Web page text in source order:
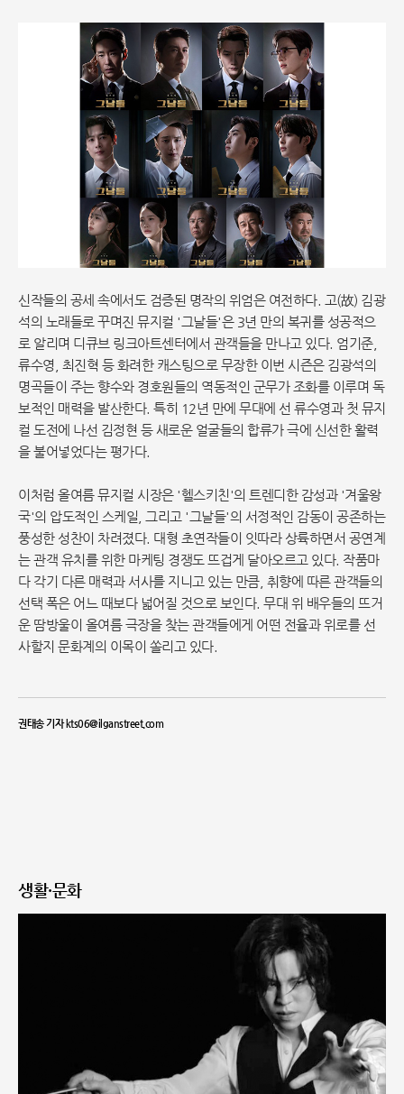
신작들의 공세 속에서도 검증된 명작의 위엄은 여전하다. 고(故) 김광
석의 노래들로 꾸며진 뮤지컬 '그날들'은 3년 만의 복귀를 성공적으
로 알리며 디큐브 링크아트센터에서 관객들을 만나고 있다. 엄기준,
류수영, 최진혁 등 화려한 캐스팅으로 무장한 이번 시즌은 김광석의
명곡들이 주는 향수와 경호원들의 역동적인 군무가 조화를 이루며 독
보적인 매력을 발산한다. 특히 12년 만에 무대에 선 류수영과 첫 뮤지
컬 도전에 나선 김정현 등 새로운 얼굴들의 합류가 극에 신선한 활력
을 불어넣었다는 평가다.
이처럼 올여름 뮤지컬 시장은 '헬스키친'의 트렌디한 감성과 '겨울왕
국'의 압도적인 스케일, 그리고 '그날들'의 서정적인 감동이 공존하는
풍성한 성찬이 차려졌다. 대형 초연작들이 잇따라 상륙하면서 공연계
는 관객 유치를 위한 마케팅 경쟁도 뜨겁게 달아오르고 있다. 작품마
다 각기 다른 매력과 서사를 지니고 있는 만큼, 취향에 따른 관객들의
선택 폭은 어느 때보다 넓어질 것으로 보인다. 무대 위 배우들의 뜨거
운 땀방울이 올여름 극장을 찾는 관객들에게 어떤 전율과 위로를 선
사할지 문화계의 이목이 쏠리고 있다.
권태송 기자 kts06@ilganstreet.com
생활·문화